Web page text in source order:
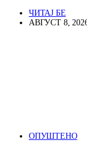
ЧИТАЈ БЕ
АВГУСТ 8,
ОПУШТЕНО